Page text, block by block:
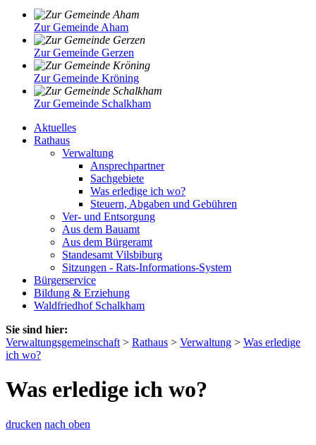
Zur Gemeinde Aham
Zur Gemeinde Gerzen
Zur Gemeinde Kröning
Zur Gemeinde Schalkham
Aktuelles
Rathaus
Verwaltung
Ansprechpartner
Sachgebiete
Was erledige ich wo?
Steuern, Abgaben und Gebühren
Ver- und Entsorgung
Aus dem Bauamt
Aus dem Bürgeramt
Standesamt Vilsbiburg
Sitzungen - Rats-Informations-System
Bürgerservice
Bildung & Erziehung
Waldfriedhof Schalkham
Sie sind hier:
Verwaltungsgemeinschaft > Rathaus > Verwaltung > Was erledige
ich wo?
Was erledige ich wo?
drucken nach oben